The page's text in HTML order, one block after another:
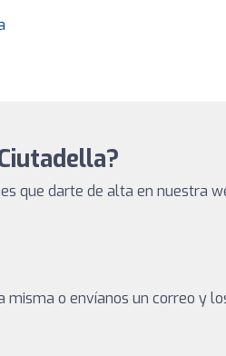
que darte de alta en nuestra
o envíanos un correo y